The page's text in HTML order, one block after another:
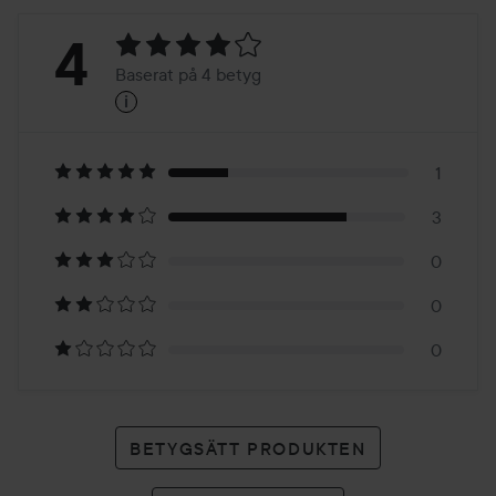
Betyg:
Baserat
på
4
betyg
4 Baserat på 4 betyg
i
1
3
0
0
0
BETYGSÄTT PRODUKTEN